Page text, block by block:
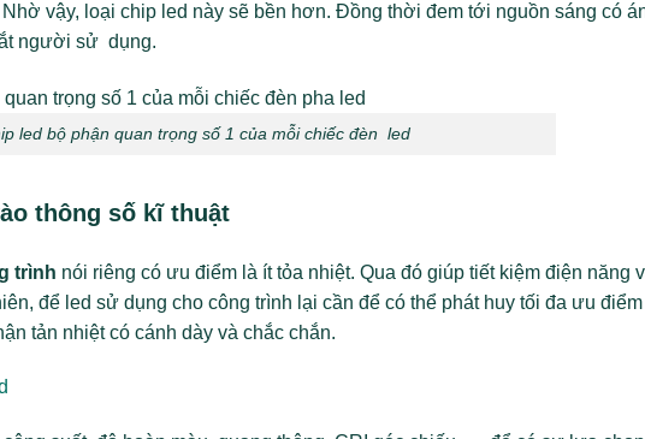
vậy, loại chip led này sẽ bền hơn. Đồng thời đem tới nguồn sáng có
người sử dụng.
led bộ phận quan trọng số 1 của mỗi chiếc đèn led
thông số kĩ thuật
trình nói riêng có ưu điểm là ít tỏa nhiệt. Qua đó giúp tiết kiệm điện năng
để led sử dụng cho công trình lại cần để có thể phát huy tối đa ưu điểm
tản nhiệt có cánh dày và chắc chắn.